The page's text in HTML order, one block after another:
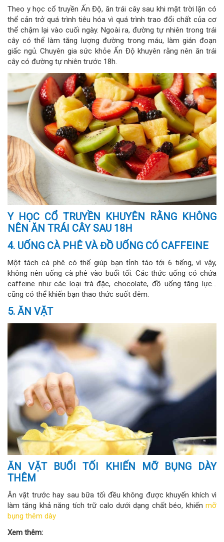
Theo y học cổ truyền Ấn Độ, ăn trái cây sau khi mặt trời lặn có
thể cản trở quá trình tiêu hóa vì quá trình trao đổi chất của cơ
thể chậm lại vào cuối ngày. Ngoài ra, đường tự nhiên trong trái
cây có thể làm tăng lượng đường trong máu, làm gián đoạn
giấc ngủ. Chuyên gia sức khỏe Ấn Độ khuyên rằng nên ăn trái
cây có đường tự nhiên trước 18h.
Y HỌC CỔ TRUYỀN KHUYÊN RẰNG KHÔNG
NÊN ĂN TRÁI CÂY SAU 18H
4. UỐNG CÀ PHÊ VÀ ĐỒ UỐNG CÓ CAFFEINE
Một tách cà phê có thể giúp bạn tỉnh táo tới 6 tiếng, vì vậy,
không nên uống cà phê vào buổi tối. Các thức uống có chứa
caffeine như các loại trà đặc, chocolate, đồ uống tăng lực...
cũng có thể khiến bạn thao thức suốt đêm.
5. ĂN VẶT
ĂN VẶT BUỔI TỐI KHIẾN MỠ BỤNG DÀY
THÊM
Ăn vặt trước hay sau bữa tối đều không được khuyến khích vì
làm tăng khả năng tích trữ calo dưới dạng chất béo, khiến mỡ
bụng thêm dày
Xem thêm: